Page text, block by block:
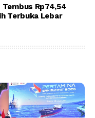
Rp74,54
Terbuka Lebar